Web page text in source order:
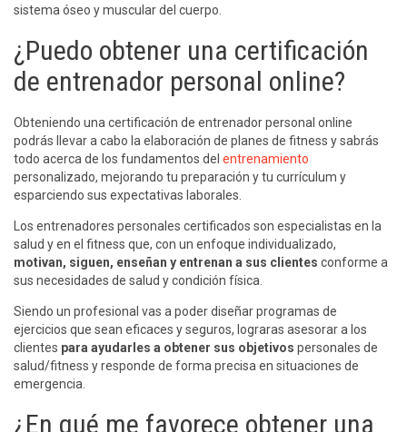
sistema óseo y muscular del cuerpo.
¿Puedo obtener una certificación
de entrenador personal online?
Obteniendo una certificación de entrenador personal online
podrás llevar a cabo la elaboración de planes de fitness y sabrás
todo acerca de los fundamentos del entrenamiento
personalizado, mejorando tu preparación y tu currículum y
esparciendo sus expectativas laborales.
Los entrenadores personales certificados son especialistas en la
salud y en el fitness que, con un enfoque individualizado,
motivan, siguen, enseñan y entrenan a sus clientes conforme a
sus necesidades de salud y condición física.
Siendo un profesional vas a poder diseñar programas de
ejercicios que sean eficaces y seguros, lograras asesorar a los
clientes para ayudarles a obtener sus objetivos personales de
salud/fitness y responde de forma precisa en situaciones de
emergencia.
¿En qué me favorece obtener una